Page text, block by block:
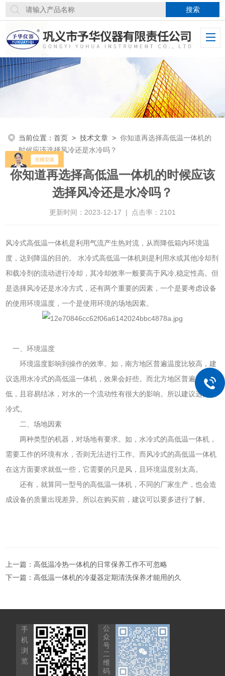
当前位置：首页 >技术文章 >你知道再选择高低温一体机的
时候应该选择风冷还是水冷吗？
你知道再选择高低温一体机的时候应该
选择风冷还是水冷吗？
更新时间：2023-12-17 | 点击率：2101
风冷式高低温一体机是利用气流产生热对流，从而降低箱内环境温
度，达到降温的目的。 水冷式高低温一体机则是利用水或其他冷却剂
和载冷剂的流动进行冷却，其冷却效率一般要高于风冷,稳定性高。但
是选择风冷还是水冷方式，还有两个重要的因素，一个是要考虑设备
的使用环境温度，一个是使用环境的场地因素。
一、环境温度
环境温度影响到操作的效率。如，南方地区普遍温度比较高，建
议选用水冷式的高低温一体机，效果会好些。而北方地区普遍温度较
低，且容易结冰，对水的一个流动性有很大的影响。所以建议选择风
冷式。
二、场地因素
两种类型的机器，对场地有要求。如，水冷式的高低温一体机，
需要工作的环境有水，否则无法进行工作。而风冷式的高低温一体机
在这方面要求就低一些，它需要的只是风，且环境温度别太高。
还有，就算同一型号的高低温一体机，不同的厂家生产，也会造
成设备的质量出现差异。所以在购买前，建议可以要多进行了解。
上一篇：高低温冷热一体机的日常保养工作不可忽略
下一篇：高低温一体机的冷凝器定期清洗保养才能用的久
手
机
浏
览
公
众
号
二
维
码